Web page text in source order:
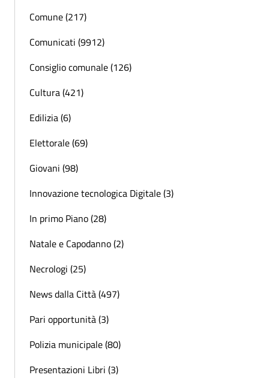
Comune (217)
Comunicati (9912)
Consiglio comunale (126)
Cultura (421)
Edilizia (6)
Elettorale (69)
Giovani (98)
Innovazione tecnologica Digitale (3)
In primo Piano (28)
Natale e Capodanno (2)
Necrologi (25)
News dalla Città (497)
Pari opportunità (3)
Polizia municipale (80)
Presentazioni Libri (3)